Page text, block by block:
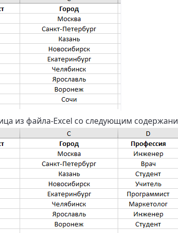
из файла-Excel со следующим